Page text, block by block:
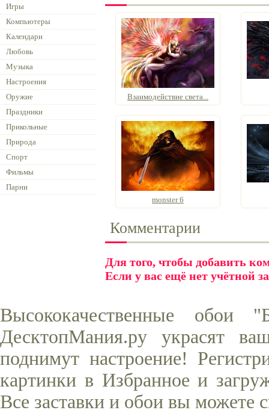
Игры
Компьютеры
Календари
Любовь
Музыка
Настроения
Оружие
Праздники
Прикольные
Природа
Спорт
Фильмы
Парни
Взаимодействие света...
monster 6
Комментарии
Для того, чтобы добавить
Если у вас ещё нет учётной
Высококачественные
ДесктопМания.ру украсят
поднимут настроение!
картинки в Избранное и
Все заставки и обои вы можете